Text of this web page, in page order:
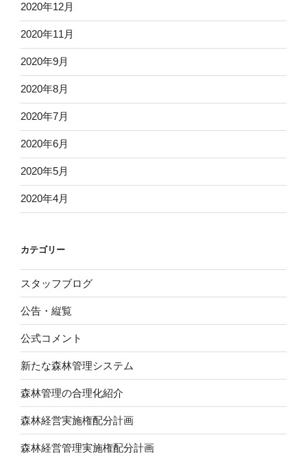
2020年12月
2020年11月
2020年9月
2020年8月
2020年7月
2020年6月
2020年5月
2020年4月
カテゴリー
スタッフブログ
公告・縦覧
公式コメント
新たな森林管理システム
森林管理の合理化紹介
森林経営実施権配分計画
森林経営管理実施権配分計画